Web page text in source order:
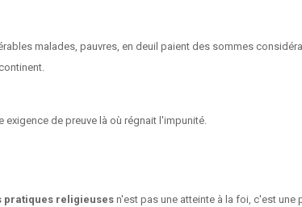
malades, pauvres, en deuil paient des sommes
de preuve là où régnait l'impunité.
pratiques religieuses n'est pas une atteinte à la foi, c'est une